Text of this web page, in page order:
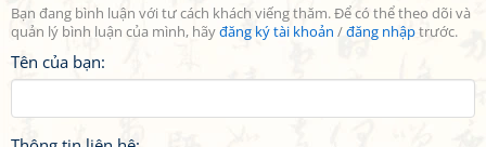
Bạn đang bình luận với tư cách khách viếng thăm. Để có thể theo dõi và
quản lý bình luận của mình, hãyđăng ký tài khoản /đăng nhậptrước.
Tên của bạn: